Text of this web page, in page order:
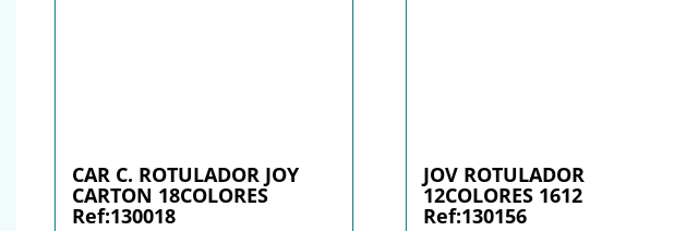
CAR C. ROTULADOR JOY
CARTON 18COLORES
Ref:130018
JOV ROTULADOR
12COLORES 1612
Ref:130156